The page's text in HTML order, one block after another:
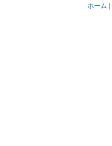
ホーム |